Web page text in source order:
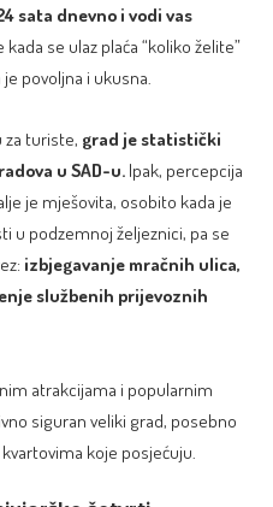
sata dnevno i vodi vas
se ulaz plaća “koliko želite”
povoljna i ukusna.
za turiste, grad je statistički
u SAD-u.Ipak, percepcija
je mješovita, osobito kada je
u podzemnoj željeznici, pa se
izbjegavanje mračnih ulica,
službenih prijevoznih
atrakcijama i popularnim
siguran veliki grad, posebno
koje posjećuju.​